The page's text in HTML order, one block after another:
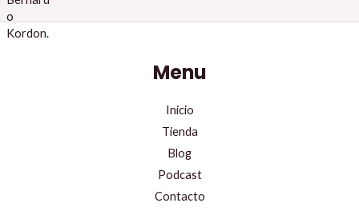
Menu
Inicio
Tienda
Blog
Podcast
Contacto